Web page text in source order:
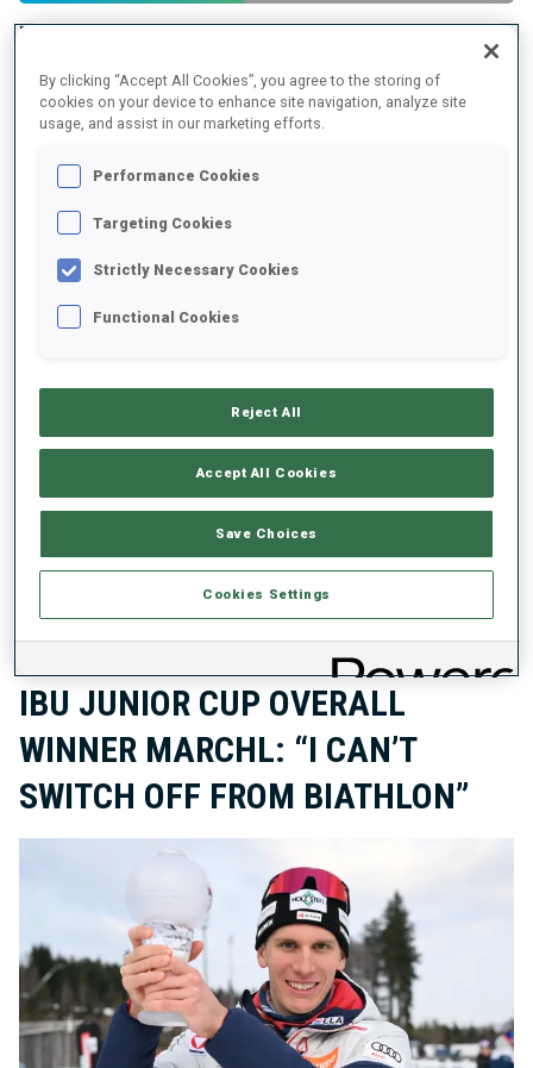
TIR COUCHÉ
TIR DEBOUT
TENDANCE DES PERFORMANCES
DONNÉES NON DISPONIBLES
DERNIÈRES INFOS SUR L'ATHLÈTE
JUNIOR CUP IBU
IBU JUNIOR CUP OVERALL
WINNER MARCHL: “I CAN’T
SWITCH OFF FROM BIATHLON”
By clicking “Accept All Cookies”, you agree to the storing of
cookies on your device to enhance site navigation, analyze site
usage, and assist in our marketing efforts.
Performance Cookies
Targeting Cookies
Strictly Necessary Cookies
Functional Cookies
Reject All
Accept All Cookies
Save Choices
Cookies Settings